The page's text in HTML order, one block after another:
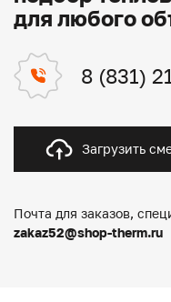
для любого
8 (831)
Загрузить
Почта для заказов,
zakaz52@shop-therm.ru